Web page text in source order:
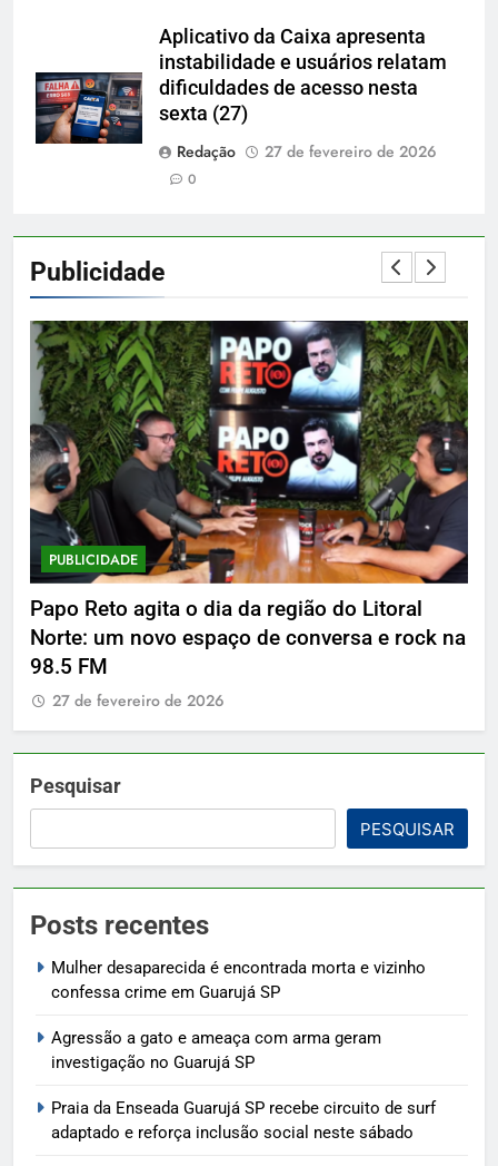
Aplicativo da Caixa apresenta
instabilidade e usuários relatam
dificuldades de acesso nesta
sexta (27)
Redação
27 de fevereiro de 2026
0
Publicidade
PUBLICIDADE
Papo Reto agita o dia da região do Litoral
Norte: um novo espaço de conversa e rock na
98.5 FM
27 de fevereiro de 2026
Pesquisar
PESQUISAR
Posts recentes
Mulher desaparecida é encontrada morta e vizinho
confessa crime em Guarujá SP
Agressão a gato e ameaça com arma geram
investigação no Guarujá SP
Praia da Enseada Guarujá SP recebe circuito de surf
adaptado e reforça inclusão social neste sábado